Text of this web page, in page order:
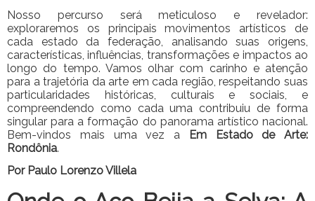
Nosso percurso será meticuloso e revelador:
exploraremos os principais movimentos artísticos de
cada estado da federação, analisando suas origens,
características, influências, transformações e impactos ao
longo do tempo. Vamos olhar com carinho e atenção
para a trajetória da arte em cada região, respeitando suas
particularidades históricas, culturais e sociais, e
compreendendo como cada uma contribuiu de forma
singular para a formação do panorama artístico nacional.
Bem-vindos mais uma vez a
Em Estado de Arte:
Rondônia.
Por Paulo Lorenzo Villela